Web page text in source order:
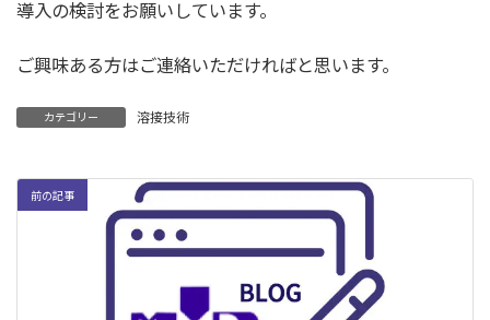
導入の検討をお願いしています。
ご興味ある方はご連絡いただければと思います。
カテゴリー 溶接技術
前の記事